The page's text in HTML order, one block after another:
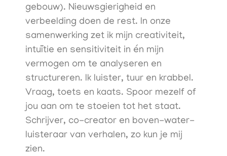
gebouw). Nieuwsgierigheid en
verbeelding doen de rest. In onze
samenwerking zet ik mijn creativiteit,
intuïtie en sensitiviteit in én mijn
vermogen om te analyseren en
structureren. Ik luister, tuur en krabbel.
Vraag, toets en kaats. Spoor mezelf of
jou aan om te stoeien tot het staat.
Schrijver, co-creator en boven-water-
luisteraar van verhalen, zo kun je mij
zien.